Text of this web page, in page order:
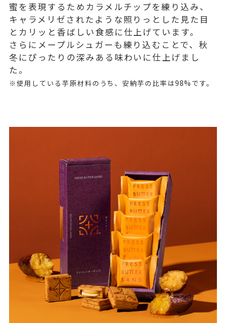
蜜を表現するためカラメルチップを練り込み、
キャラメリゼされたような照りっとした見た目
とカリッと香ばしい食感に仕上げています。
さらにメープルシュガーも練り込むことで、秋
冬にぴったりの深みある味わいに仕上げまし
た。
※使用している芋原材料のうち、安納芋の比率は98%です。